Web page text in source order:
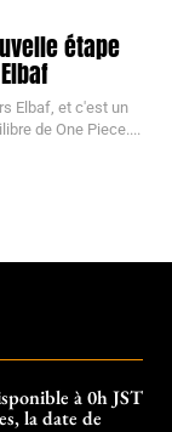
étape
Elbaf, et c'est un
de One Piece....
à 0h JST
la date de